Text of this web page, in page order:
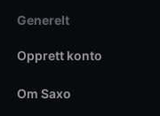
Generelt
Opprett konto
Om Saxo